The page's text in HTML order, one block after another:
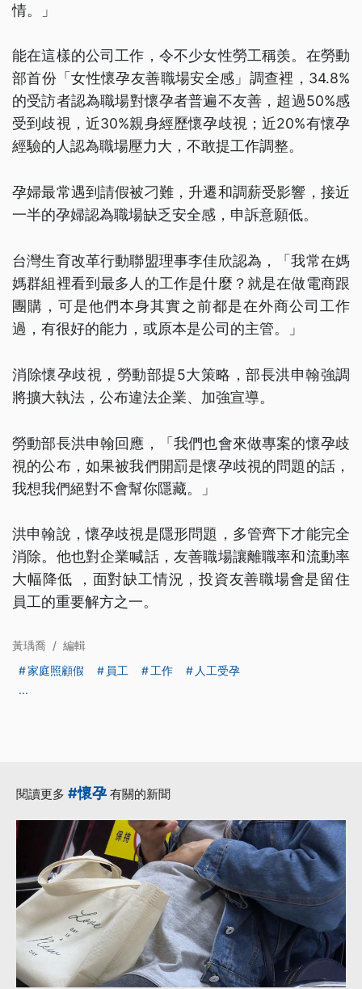
情。」
能在這樣的公司工作，令不少女性勞工稱羡。在勞動
部首份「女性懷孕友善職場安全感」調查裡，34.8%
的受訪者認為職場對懷孕者普遍不友善，超過50%感
受到歧視，近30%親身經歷懷孕歧視；近20%有懷孕
經驗的人認為職場壓力大，不敢提工作調整。
孕婦最常遇到請假被刁難，升遷和調薪受影響，接近
一半的孕婦認為職場缺乏安全感，申訴意願低。
台灣生育改革行動聯盟理事李佳欣認為，「我常在媽
媽群組裡看到最多人的工作是什麼？就是在做電商跟
團購，可是他們本身其實之前都是在外商公司工作
過，有很好的能力，或原本是公司的主管。」
消除懷孕歧視，勞動部提5大策略，部長洪申翰強調
將擴大執法，公布違法企業、加強宣導。
勞動部長洪申翰回應，「我們也會來做專案的懷孕歧
視的公布，如果被我們開罰是懷孕歧視的問題的話，
我想我們絕對不會幫你隱藏。」
洪申翰說，懷孕歧視是隱形問題，多管齊下才能完全
消除。他也對企業喊話，友善職場讓離職率和流動率
大幅降低 ，面對缺工情況，投資友善職場會是留住
員工的重要解方之一。
黃瑀喬 / 編輯
家庭照顧假
員工 工作
人工受孕
...
閱讀更多 #懷孕 有關的新聞